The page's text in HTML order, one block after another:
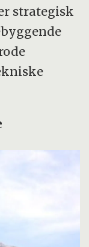
Italia,
strategisk